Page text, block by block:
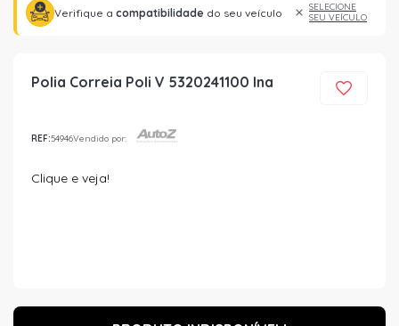
Verifique a compatibilidade do seu veículo
SELECIONE
SEU VEÍCULO
Polia Correia Poli V 5320241100 Ina
REF:54946Vendido por:
Clique e veja!